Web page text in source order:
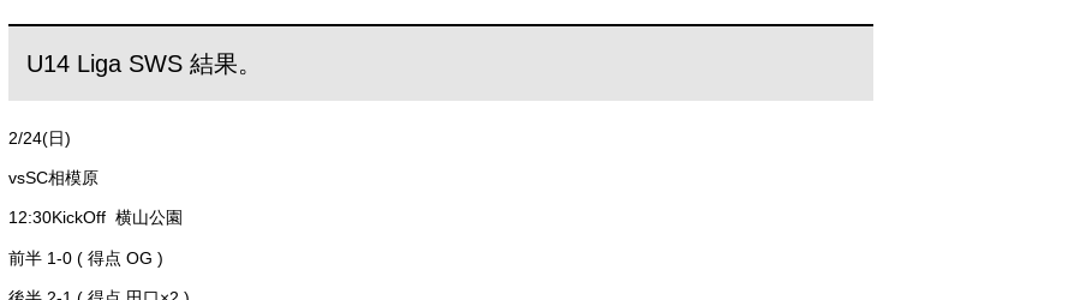
U14 Liga SWS 結果。
2/24(日)
vsSC相模原
12:30KickOff 横山公園
前半 1-0 ( 得点 OG )